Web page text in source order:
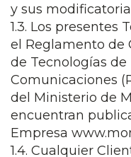
y sus
1.3. Los presentes
el Reglamento de
de Tecnologías
Comunicaciones
del Ministerio de
encuentran
Empresa
1.4. Cualquier